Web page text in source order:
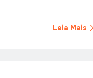
Leia Mais